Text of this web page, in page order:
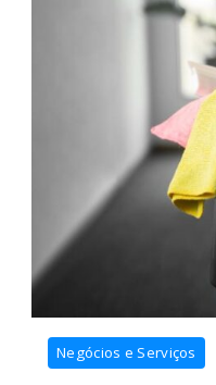
limpeza
técnica
Negócios e Serviços